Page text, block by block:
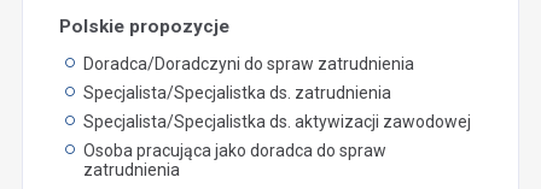
Polskie propozycje
Doradca/Doradczyni do spraw zatrudnienia
Specjalista/Specjalistka ds. zatrudnienia
Specjalista/Specjalistka ds. aktywizacji zawodowej
Osoba pracująca jako doradca do spraw
zatrudnienia